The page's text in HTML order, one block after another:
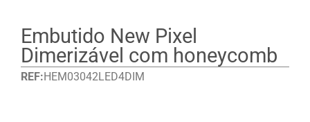
Embutido New Pixel
Dimerizável com honeycomb
REF: HEM03042LED4DIM